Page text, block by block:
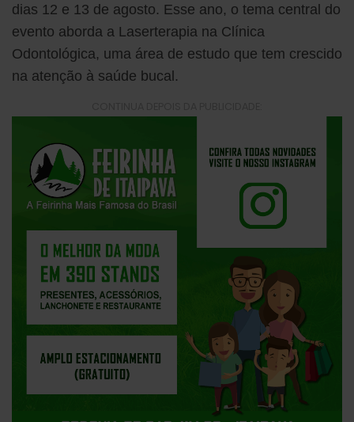
dias 12 e 13 de agosto. Esse ano, o tema central do
evento aborda a Laserterapia na Clínica
Odontológica, uma área de estudo que tem crescido
na atenção à saúde bucal.